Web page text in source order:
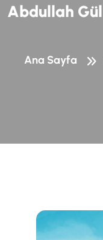
Abdullah Gül
Ana Sayfa